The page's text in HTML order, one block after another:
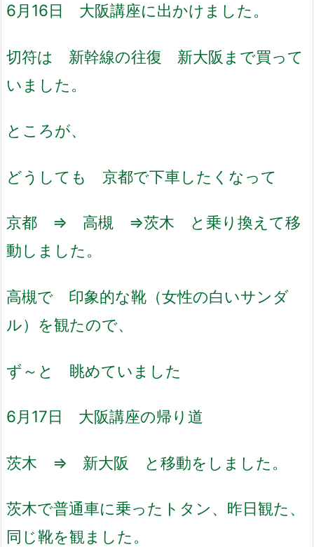
6月16日 大阪講座に出かけました。
切符は 新幹線の往復 新大阪まで買って
いました。
ところが、
どうしても 京都で下車したくなって
京都 ⇒ 高槻 ⇒茨木 と乗り換えて移
動しました。
高槻で 印象的な靴（女性の白いサンダ
ル）を観たので、
ず～と 眺めていました
6月17日 大阪講座の帰り道
茨木 ⇒ 新大阪 と移動をしました。
茨木で普通車に乗ったトタン、昨日観た、
同じ靴を観ました。